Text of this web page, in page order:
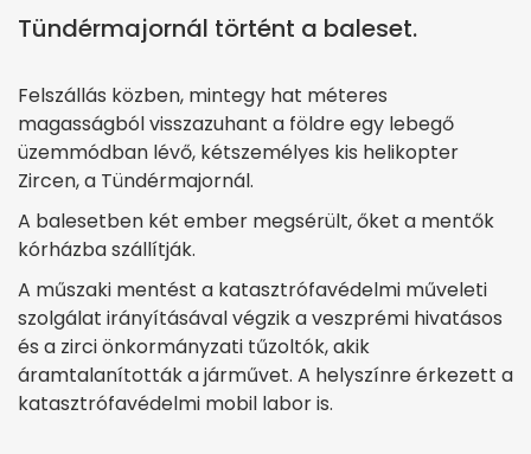
Tündérmajornál történt a baleset.
Felszállás közben, mintegy hat méteres
magasságból visszazuhant a földre egy lebegő
üzemmódban lévő, kétszemélyes kis helikopter
Zircen, a Tündérmajornál.
A balesetben két ember megsérült, őket a mentők
kórházba szállítják.
A műszaki mentést a katasztrófavédelmi műveleti
szolgálat irányításával végzik a veszprémi hivatásos
és a zirci önkormányzati tűzoltók, akik
áramtalanították a járművet. A helyszínre érkezett a
katasztrófavédelmi mobil labor is.